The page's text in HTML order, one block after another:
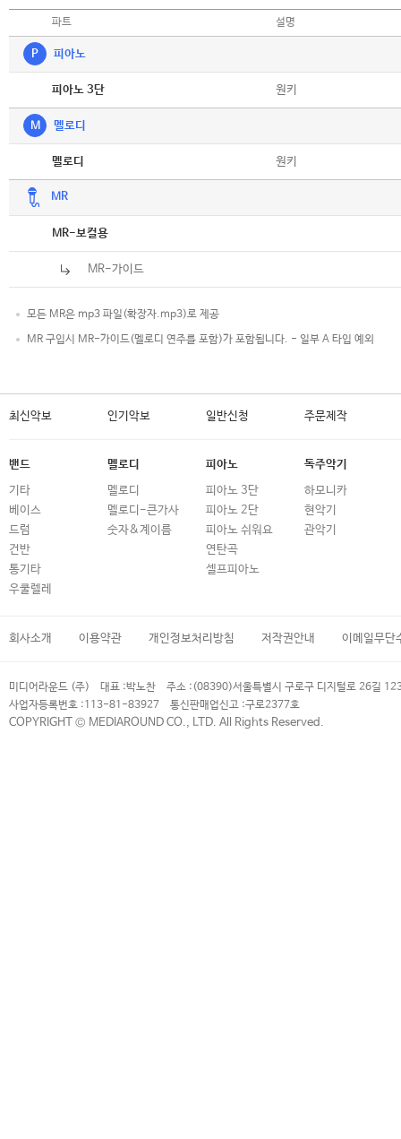
파트 설명
P 피아노
피아노 3단 원키
M 멜로디
멜로디 원키
MR
MR-보컬용
MR-가이드
모든 MR은 mp3 파일(확장자.mp3)로 제공
MR 구입시 MR-가이드(멜로디 연주를 포함)가 포함됩니다. - 일부 A 타입 예외
최신악보 인기악보 일반신청 주문제작
밴드
기타
베이스
드럼
건반
통기타
우쿨렐레
멜로디
멜로디
멜로디-큰가사
숫자&계이름
피아노
피아노 3단
피아노 2단
피아노 쉬워요
연탄곡
셀프피아노
독주악기
하모니카
현악기
관악기
회사소개 이용약관 개인정보처리방침 저작권안내 이메일무단
미디어라운드 (주) 대표 :박노찬 주소 : (08390)서울특별시 구로구 디지털로 26길
사업자등록번호 :113-81-83927 통신판매업신고 :구로2377호
COPYRIGHT © MEDIAROUND CO., LTD. All Rights Reserved.